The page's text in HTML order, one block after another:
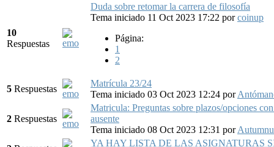
10
Respuestas
Duda sobre retomar la carrera de filosofía
Tema iniciado 11 Oct 2023 17:22 porcoinup
Página:
1
2
5 Respuestas
Matrícula 23/24
Tema iniciado 03 Oct 2023 12:24 por
2 Respuestas
Matricula: Preguntas sobre plazos/opciones
ausente
Tema iniciado 08 Oct 2023 12:31 por
YA HAY LISTA DE LAS ASIGNATURAS